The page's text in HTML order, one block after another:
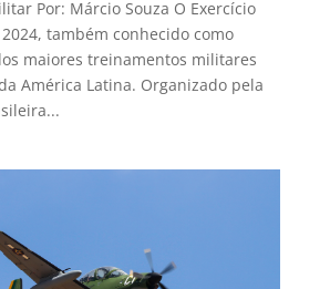
Por: Márcio Souza O Exercício
também conhecido como
maiores treinamentos militares
América Latina. Organizado pela